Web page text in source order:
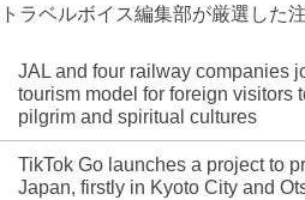
トラベルボイス編集部が厳選した
JAL and four railway companies
tourism model for foreign visitors
pilgrim and spiritual cultures
TikTok Go launches a project to
Japan, firstly in Kyoto City and